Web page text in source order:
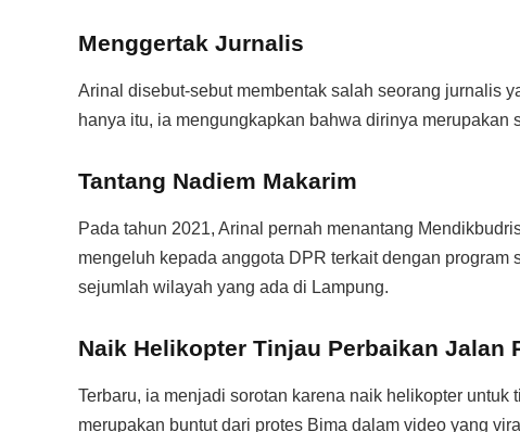
Menggertak Jurnalis
Arinal disebut-sebut membentak salah seorang jurnalis
hanya itu, ia mengungkapkan bahwa dirinya merupakan
Tantang Nadiem Makarim
Pada tahun 2021, Arinal pernah menantang
mengeluh kepada anggota DPR terkait dengan
sejumlah wilayah yang ada di Lampung.
Naik Helikopter Tinjau Perbaikan Jalan
Terbaru, ia menjadi sorotan karena naik helikopter
merupakan buntut dari protes Bima dalam video yang